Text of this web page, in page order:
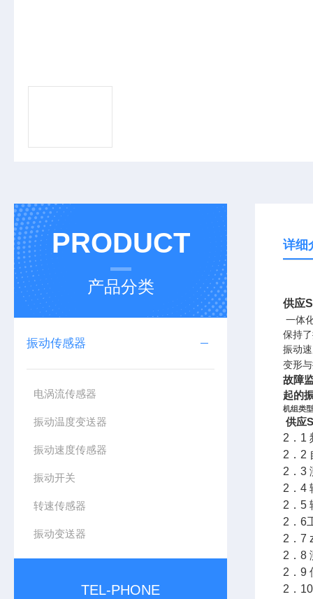
PRODUCT
产品分类
振动传感器
电涡流传感器
振动温度变送器
振动速度传感器
振动开关
转速传感器
振动变送器
TEL-PHONE
详细
供应
一体
保持
振动
变形
故障
起的
机组类
供应
2．1
2．2
2．3
2．4
2．5
2．6
2．7
2．8
2．9
2．